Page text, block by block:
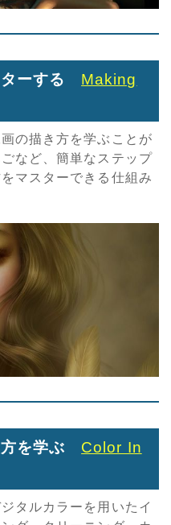
ーする
Making
の描き方を学ぶことが
など、簡単なステップ
マスターできる仕組み
を学ぶ
Color In
タルカラーを用いたイ